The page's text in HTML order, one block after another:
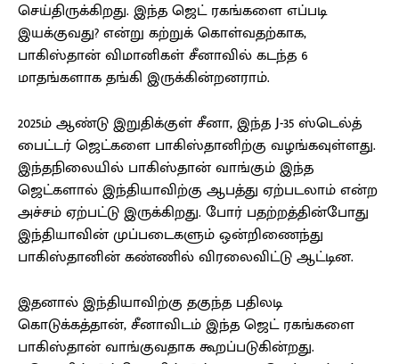
செய்திருக்கிறது. இந்த ஜெட் ரகங்களை எப்படி
இயக்குவது? என்று கற்றுக் கொள்வதற்காக,
பாகிஸ்தான் விமானிகள் சீனாவில் கடந்த 6
மாதங்களாக தங்கி இருக்கின்றனராம்.
2025ம் ஆண்டு இறுதிக்குள் சீனா, இந்த J-35 ஸ்டெல்த்
பைட்டர் ஜெட்களை பாகிஸ்தானிற்கு வழங்கவுள்ளது.
இந்தநிலையில் பாகிஸ்தான் வாங்கும் இந்த
ஜெட்களால் இந்தியாவிற்கு ஆபத்து ஏற்படலாம் என்ற
அச்சம் ஏற்பட்டு இருக்கிறது. போர் பதற்றத்தின்போது
இந்தியாவின் முப்படைகளும் ஒன்றிணைந்து
பாகிஸ்தானின் கண்ணில் விரலைவிட்டு ஆட்டின.
இதனால் இந்தியாவிற்கு தகுந்த பதிலடி
கொடுக்கத்தான், சீனாவிடம் இந்த ஜெட் ரகங்களை
பாகிஸ்தான் வாங்குவதாக கூறப்படுகின்றது.